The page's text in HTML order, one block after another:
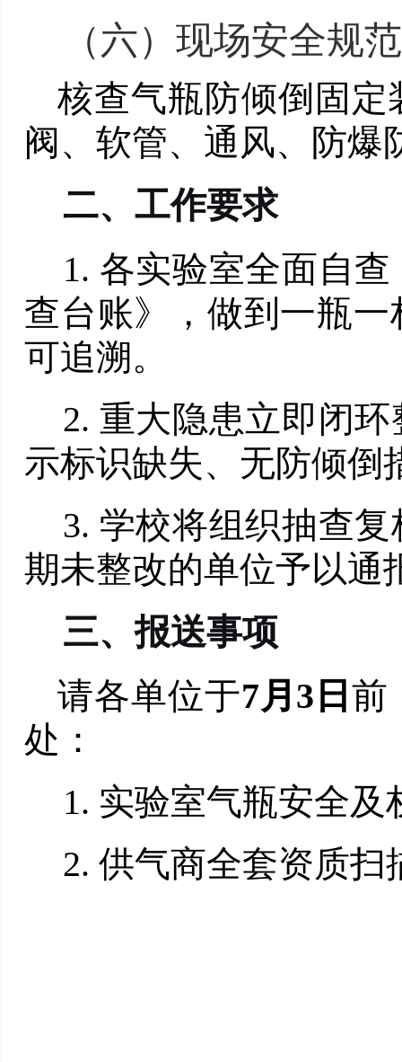
（六） 现场安全规
核查气瓶防倾倒固
阀、软管、通风、防爆
二、 工作要求
1. 各实验室全面自
查台账》，做到一瓶
可追溯。
2. 重大隐患立即闭
示标识缺失、无防倾倒
3. 学校将组织抽查
期未整改的单位予以通
三、报送事项
请各单位于7月 3 日前
处：
1. 实验室气瓶安全及
2. 供气商全套资质扫